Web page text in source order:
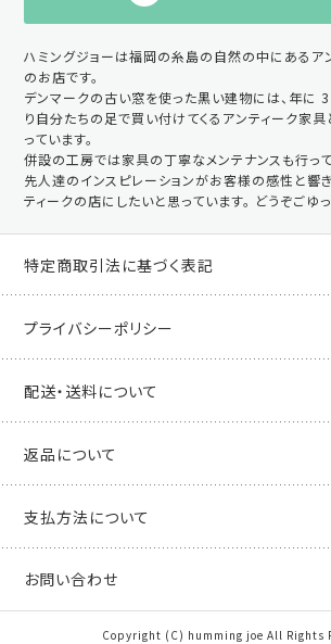
ハミングジョーは福岡の糸島の自然の中にあるア
のお店です。
デンマークの古い窓を使った黒い建物には、年に 3
り自分たちの足で買い付けてくるアンティーク家
っています。
併設の工房では家具の丁寧なメンテナンスも行って
先人達のインスピレーションがお客様の感性と響
ティークの店にしたいと思っています。 どうぞごゆっ
特定商取引法に基づく表記
プライバシーポリシー
配送・送料について
返品について
支払方法について
お問い合わせ
Copyright (C) humming joe All Rights